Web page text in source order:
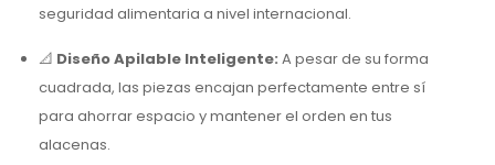
seguridad alimentaria a nivel internacional.
📐 Diseño Apilable Inteligente: A pesar de su forma
cuadrada, las piezas encajan perfectamente entre sí
para ahorrar espacio y mantener el orden en tus
alacenas.